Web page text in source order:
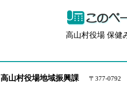
高山村役場 保健
高山村役場地域振興課
〒377-0792